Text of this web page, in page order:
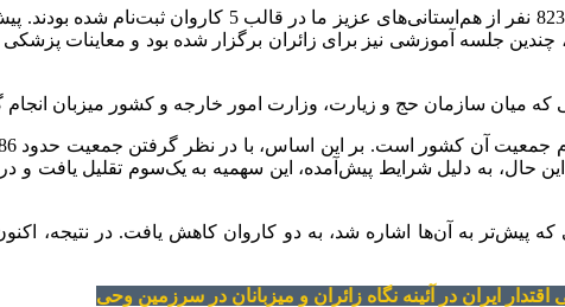
همان‌طور که مستحضرید، امسال با توجه به شرایطی که پیش آمد، در
جلسه آموزشی نیز برای زائران برگزار شده بود و معاینات
که میان سازمان حج و زیارت، وزارت امور خارجه و کشور میزبان
اقتدار ایران در آئینه نگاه زائران و میزبانان در سرزمین وحی